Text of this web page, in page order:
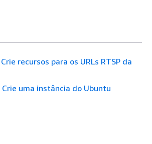
Crie recursos para os URLs RTSP da
Crie uma instância do Ubuntu